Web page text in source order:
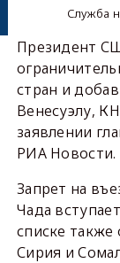
Служба
Президент
стран и
Венесуэлу,
заявлении
РИА Новости.
Запрет на
Чада
списке
Сирия и